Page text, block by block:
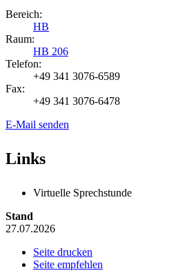
Bereich:
HB
Raum:
HB 206
Telefon:
+49 341 3076-6589
Fax:
+49 341 3076-6478
E-Mail senden
Links
Virtuelle Sprechstunde
Stand
27.07.2026
Seite drucken
Seite empfehlen